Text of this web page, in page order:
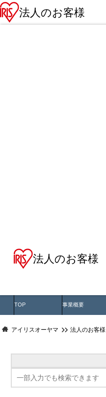
法人のお客様
法人のお客様
TOP 事業概要
アイリスオーヤマ 法人のお客様